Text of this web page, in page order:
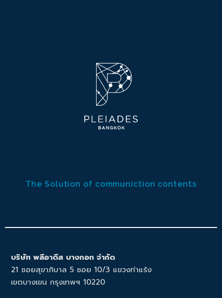
The Solution of communiction contents
บริษัท พลีอาดีส บางกอก จำกัด
21 ซอยสุขาภิบาล 5 ซอย 10/3 แขวงท่าแร้ง
เขตบางเขน กรุงเทพฯ 10220